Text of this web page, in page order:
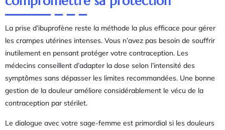
La prise d’ibuprofène reste la méthode la plus efficace pour gérer
les crampes utérines intenses. Vous n’avez pas besoin de souffrir
inutilement en pensant protéger votre contraception. Les
médecins conseillent d’adapter la dose selon l’intensité des
symptômes sans dépasser les limites recommandées. Une bonne
gestion de la douleur améliore considérablement le vécu de la
contraception par stérilet.
Le dialogue avec votre sage-femme est primordial si les douleurs